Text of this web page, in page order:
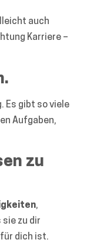
auch
Karriere –
Es gibt so viele
Aufgaben,
zu
,
zu dir
für dich ist.